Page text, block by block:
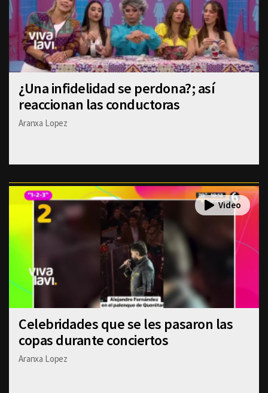
¿Una infidelidad se perdona?; así
reaccionan las conductoras
Aranxa Lopez
Celebridades que se les pasaron las
copas durante conciertos
Aranxa Lopez